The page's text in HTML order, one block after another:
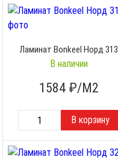
Ламинат Bonkeel Норд 313
В наличии
1584 ₽/М2